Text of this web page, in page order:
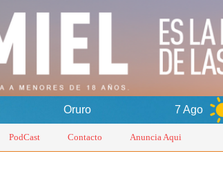
7 Ago +16°C
PodCast Contacto Anuncia Aqui